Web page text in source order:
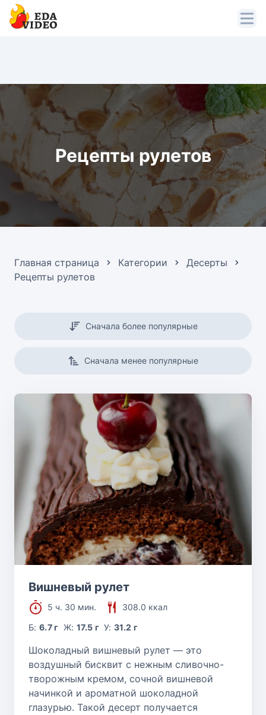
Рецепты рулетов
Главная страница Категории
Десерты
Рецепты рулетов
Сначала более популярные
Сначала менее популярные
Вишневый рулет
5 ч. 30 мин.
308.0 ккал
Б:6.7 г Ж: 17.5 г У:31.2 г
Шоколадный вишневый рулет — это
воздушный бисквит с нежным сливочно-
творожным кремом, сочной вишневой
начинкой и ароматной шоколадной
глазурью. Такой десерт получается